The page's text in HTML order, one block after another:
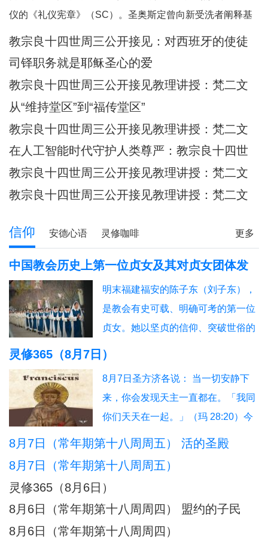
们的面容刻在祂的掌心上（参阅：依
四十九 16），祂对我们的爱，比母亲
对子女的爱更为
仪的《礼仪宪章》（SC）。圣奥斯定曾向新受洗者阐释基
督身体的奥迹，他引用了我们刚刚听到的圣保禄的这句经
12:27）他继而说道：“你们所领受的，正是属
教宗良十四世周三公开接见：​对西班牙的使徒
牧灵访问的反省
司铎职务就是耶稣圣心的爱
教宗良十四世周三公开接见教理讲授：梵二文
献 III：《礼仪宪章》
从“维持堂区”到“福传堂区”
教宗良十四世周三公开接见教理讲授：梵二文
献 III：《礼仪宪章》
在人工智能时代守护人类尊严：教宗良十四世
首封通谕《伟大的人类》预先品尝
教宗良十四世周三公开接见教理讲授：梵二文
献 III：《礼仪宪章》
教宗良十四世周三公开接见教理讲授：梵二文
更多
信仰 安德心语 灵修咖啡
圣方济各的足迹 记忆之窗 解读人生
信仰分享
青年之友
青葱岁月 信仰见证
中国教会历史上第一位贞女及其对贞女团体发
展的深远影响
明末福建福安的陈子东（刘子东），
是教会有史可载、明确可考的第一位
贞女。她以坚贞的信仰、突破世俗的
花”。其个人圣德与榜样力量，直接催
生、推动、规范了我国本土贞女群体
数百年的发展脉络。一、中华首位贞
女：陈子东完整生平陈子东（1627—
1665），
灵修365（8月7日）
8月7日圣方济各说： 当一切安静下
来，你会发现天主一直都在。「我同
你们天天在一起。」（玛 28:20）今
日行动：安息在这份临在中。祈祷：
方济各说：当灵魂不再抓紧自己，天
主便成了她唯一的依靠。「把你的一
切挂虑都托给他，因为他必眷顾你
们。」（伯前 5:7）今日行动：把一
8月7日（常年期第十八周周五） 活的圣殿
8月7日（常年期第十八周周五）
灵修365（8月6日）
8月6日（常年期第十八周周四） 盟约的子民
8月6日（常年期第十八周周四）